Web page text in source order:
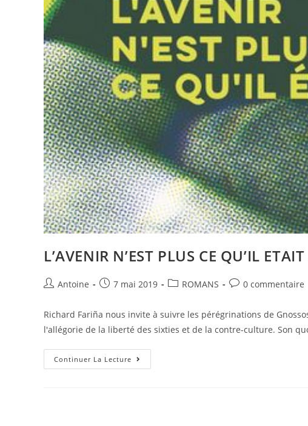
L’AVENIR N’EST PLUS CE QU’IL
Antoine 7 mai 2019 ROMANS 0 commentaire
Richard Fariña nous invite à suivre les pérégrinations de
l'allégorie de la liberté des sixties et de la contre-culture. Son
Continuer La Lecture